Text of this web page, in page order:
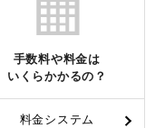
手数料や料金は
いくらかかるの？
料金システム